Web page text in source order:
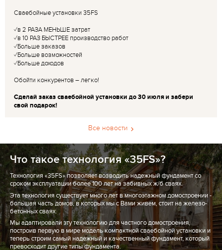
Сваебойные установки 35FS
✓в 2 РАЗА МЕНЬШЕ затрат
✓в 10 РАЗ БЫСТРЕЕ производство работ
✓Больше заказов
✓Больше возможностей
✓Больше доходов
Обойти конкурентов – легко!
Сделай заказ сваебойной установки до 30 июля и забери
свой подарок!
Все новости
Что такое технология «35FS»?
Технология «35FS» позволяет возводить надежный фундамент со
сроком эксплуатации более 100 лет на забивных ж/б сваях.
Эта технология существует много лет в многоэтажном домостроении -
большая часть домов, в которых мы с Вами живем, стоит на железо-
бетонных сваях.
Мы адаптировали эту технологию для частного домостроения,
построив первую в мире модель компактной сваебойной установки и
теперь строим самый надежный и качественный фундамент, который
превосходит другие типы фундамента.